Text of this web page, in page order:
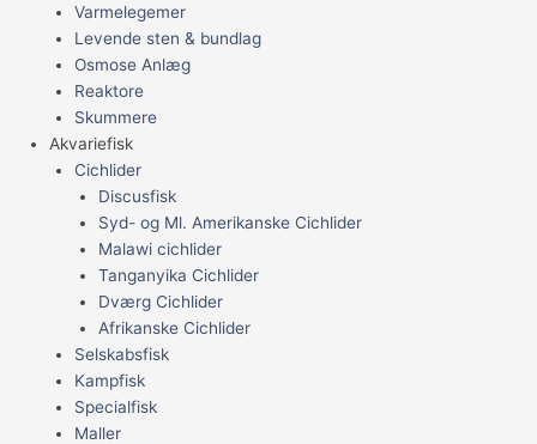
Varmelegemer
Levende sten & bundlag
Osmose Anlæg
Reaktore
Skummere
Akvariefisk
Cichlider
Discusfisk
Syd- og Ml. Amerikanske Cichlider
Malawi cichlider
Tanganyika Cichlider
Dværg Cichlider
Afrikanske Cichlider
Selskabsfisk
Kampfisk
Specialfisk
Maller